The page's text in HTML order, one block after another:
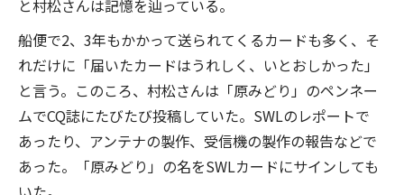
と村松さんは記憶を辿っている。
船便で2、3年もかかって送られてくるカードも多く、そ
れだけに「届いたカードはうれしく、いとおしかった」
と言う。このころ、村松さんは「原みどり」のペンネー
ムでCQ誌にたびたび投稿していた。SWLのレポートで
あったり、アンテナの製作、受信機の製作の報告などで
あった。「原みどり」の名をSWLカードにサインしても